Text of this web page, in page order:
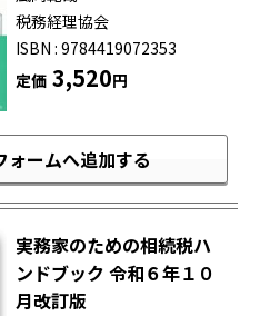
税務経理協会
ISBN : 9784419072353
定価3,520円
ォームへ追加する
実務家のための相続税ハ
ンドブック 令和６年１０
月改訂版